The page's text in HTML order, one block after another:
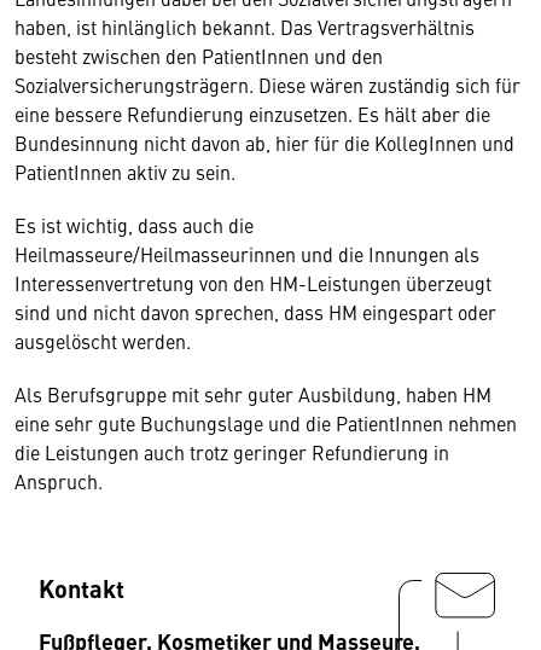
haben, ist hinlänglich bekannt. Das Vertragsverhältnis
besteht zwischen den PatientInnen und den
Sozialversicherungsträgern. Diese wären zuständig sich für
eine bessere Refundierung einzusetzen. Es hält aber die
Bundesinnung nicht davon ab, hier für die KollegInnen und
PatientInnen aktiv zu sein.
Es ist wichtig, dass auch die
Heilmasseure/Heilmasseurinnen und die Innungen als
Interessenvertretung von den HM-Leistungen überzeugt
sind und nicht davon sprechen, dass HM eingespart oder
ausgelöscht werden.
Als Berufsgruppe mit sehr guter Ausbildung, haben HM
eine sehr gute Buchungslage und die PatientInnen nehmen
die Leistungen auch trotz geringer Refundierung in
Anspruch.
Kontakt
Fußpfleger, Kosmetiker und Masseure,